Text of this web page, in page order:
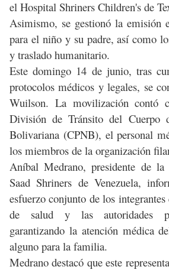
el Hospital Shriners Children's de
Asimismo, se gestionó la emisión
para el niño y su padre, así como
y traslado humanitario.
Este domingo 14 de junio, tras
protocolos médicos y legales, se
Wuilson. La movilización contó
División de Tránsito del Cuerpo
Bolivariana (CPNB), el personal
los miembros de la organización
Aníbal Medrano, presidente de la
Saad Shriners de Venezuela,
esfuerzo conjunto de los
de salud y las autoridades
garantizando la atención médica
alguno para la familia.
Medrano destacó que este